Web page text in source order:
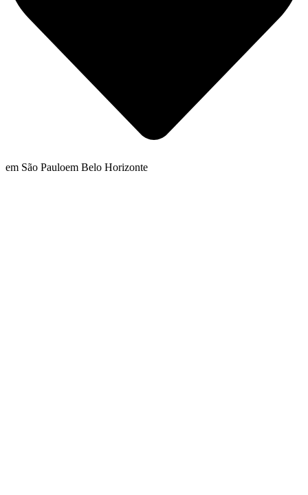
em São Pauloem Belo Horizonte